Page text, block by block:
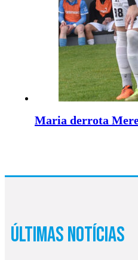
Maria derrota
Últimas Notícias